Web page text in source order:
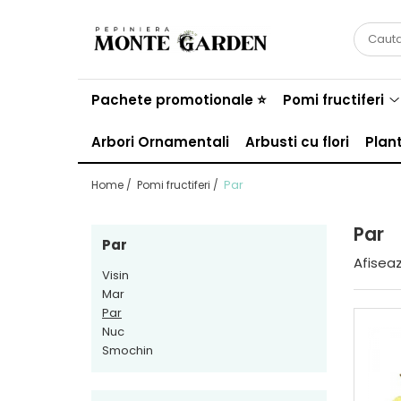
Pomi fructiferi
Vita de vie
Trandafiri
Bulbi de Crini
Pachete promotionale ⭐ Pomi fructiferi
Arbori Ornamentali Arbusti cu flori
Home / Pomi fructiferi / Par
Par
Par
Visin
Mar
Par
Nuc
Smochin